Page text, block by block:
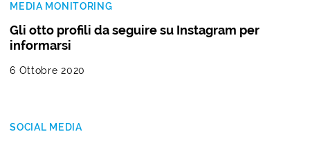
MEDIA MONITORING
Gli otto profili da seguire su Instagram per
informarsi
6 Ottobre 2020
SOCIAL MEDIA